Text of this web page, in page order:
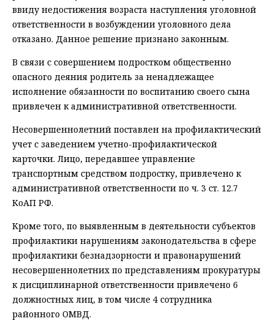
ввиду недостижения возраста наступления уголовной
ответственности в возбуждении уголовного дела
отказано. Данное решение признано законным.
В связи с совершением подростком общественно
опасного деяния родитель за ненадлежащее
исполнение обязанности по воспитанию своего сына
привлечен к административной ответственности.
Несовершеннолетний поставлен на профилактический
учет с заведением учетно-профилактической
карточки. Лицо, передавшее управление
транспортным средством подростку, привлечено к
административной ответственности по ч. 3 ст. 12.7
КоАП РФ.
Кроме того, по выявленным в деятельности субъектов
профилактики нарушениям законодательства в сфере
профилактики безнадзорности и правонарушений
несовершеннолетних по представлениям прокуратуры
к дисциплинарной ответственности привлечено 6
должностных лиц, в том числе 4 сотрудника
районного ОМВД.